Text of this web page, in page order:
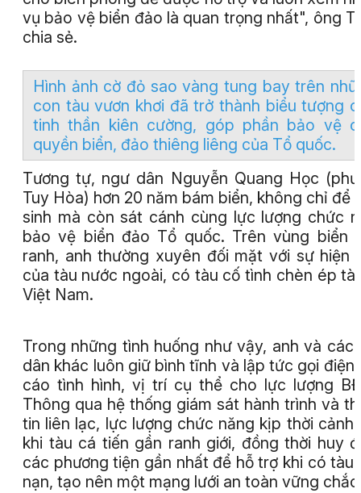
vụ bảo vệ biển đảo là quan trọng nhất", ông
chia sẻ.
Hình ảnh cờ đỏ sao vàng tung bay trên
con tàu vươn khơi đã trở thành biểu tượng
tinh thần kiên cường, góp phần bảo vệ
quyền biển, đảo thiêng liêng của Tổ quốc.
Tương tự, ngư dân Nguyễn Quang Học
Tuy Hòa) hơn 20 năm bám biển, không chỉ để
sinh mà còn sát cánh cùng lực lượng chức
bảo vệ biển đảo Tổ quốc. Trên vùng biển
ranh, anh thường xuyên đối mặt với sự hiện
của tàu nước ngoài, có tàu cố tình chèn ép
Việt Nam.
Trong những tình huống như vậy, anh và các
dân khác luôn giữ bình tĩnh và lập tức gọi điện
cáo tình hình, vị trí cụ thể cho lực lượng
Thông qua hệ thống giám sát hành trình và
tin liên lạc, lực lượng chức năng kịp thời cảnh
khi tàu cá tiến gần ranh giới, đồng thời huy
các phương tiện gần nhất để hỗ trợ khi có tàu
nạn, tạo nên một mạng lưới an toàn vững